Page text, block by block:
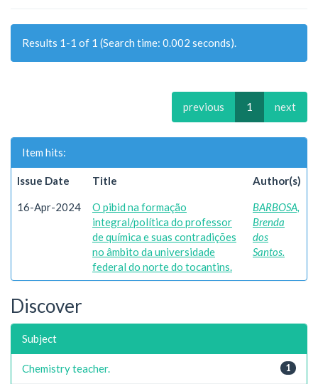
Results 1-1 of 1 (Search time: 0.002 seconds).
previous 1 next
Item hits:
Issue Date Title Author(s)
16-Apr-2024
O pibid na formação
integral/política do professor
de química e suas contradições
no âmbito da universidade
federal do norte do tocantins.
BARBOSA,
Brenda
dos
Santos.
Discover
Subject
1
Chemistry teacher.